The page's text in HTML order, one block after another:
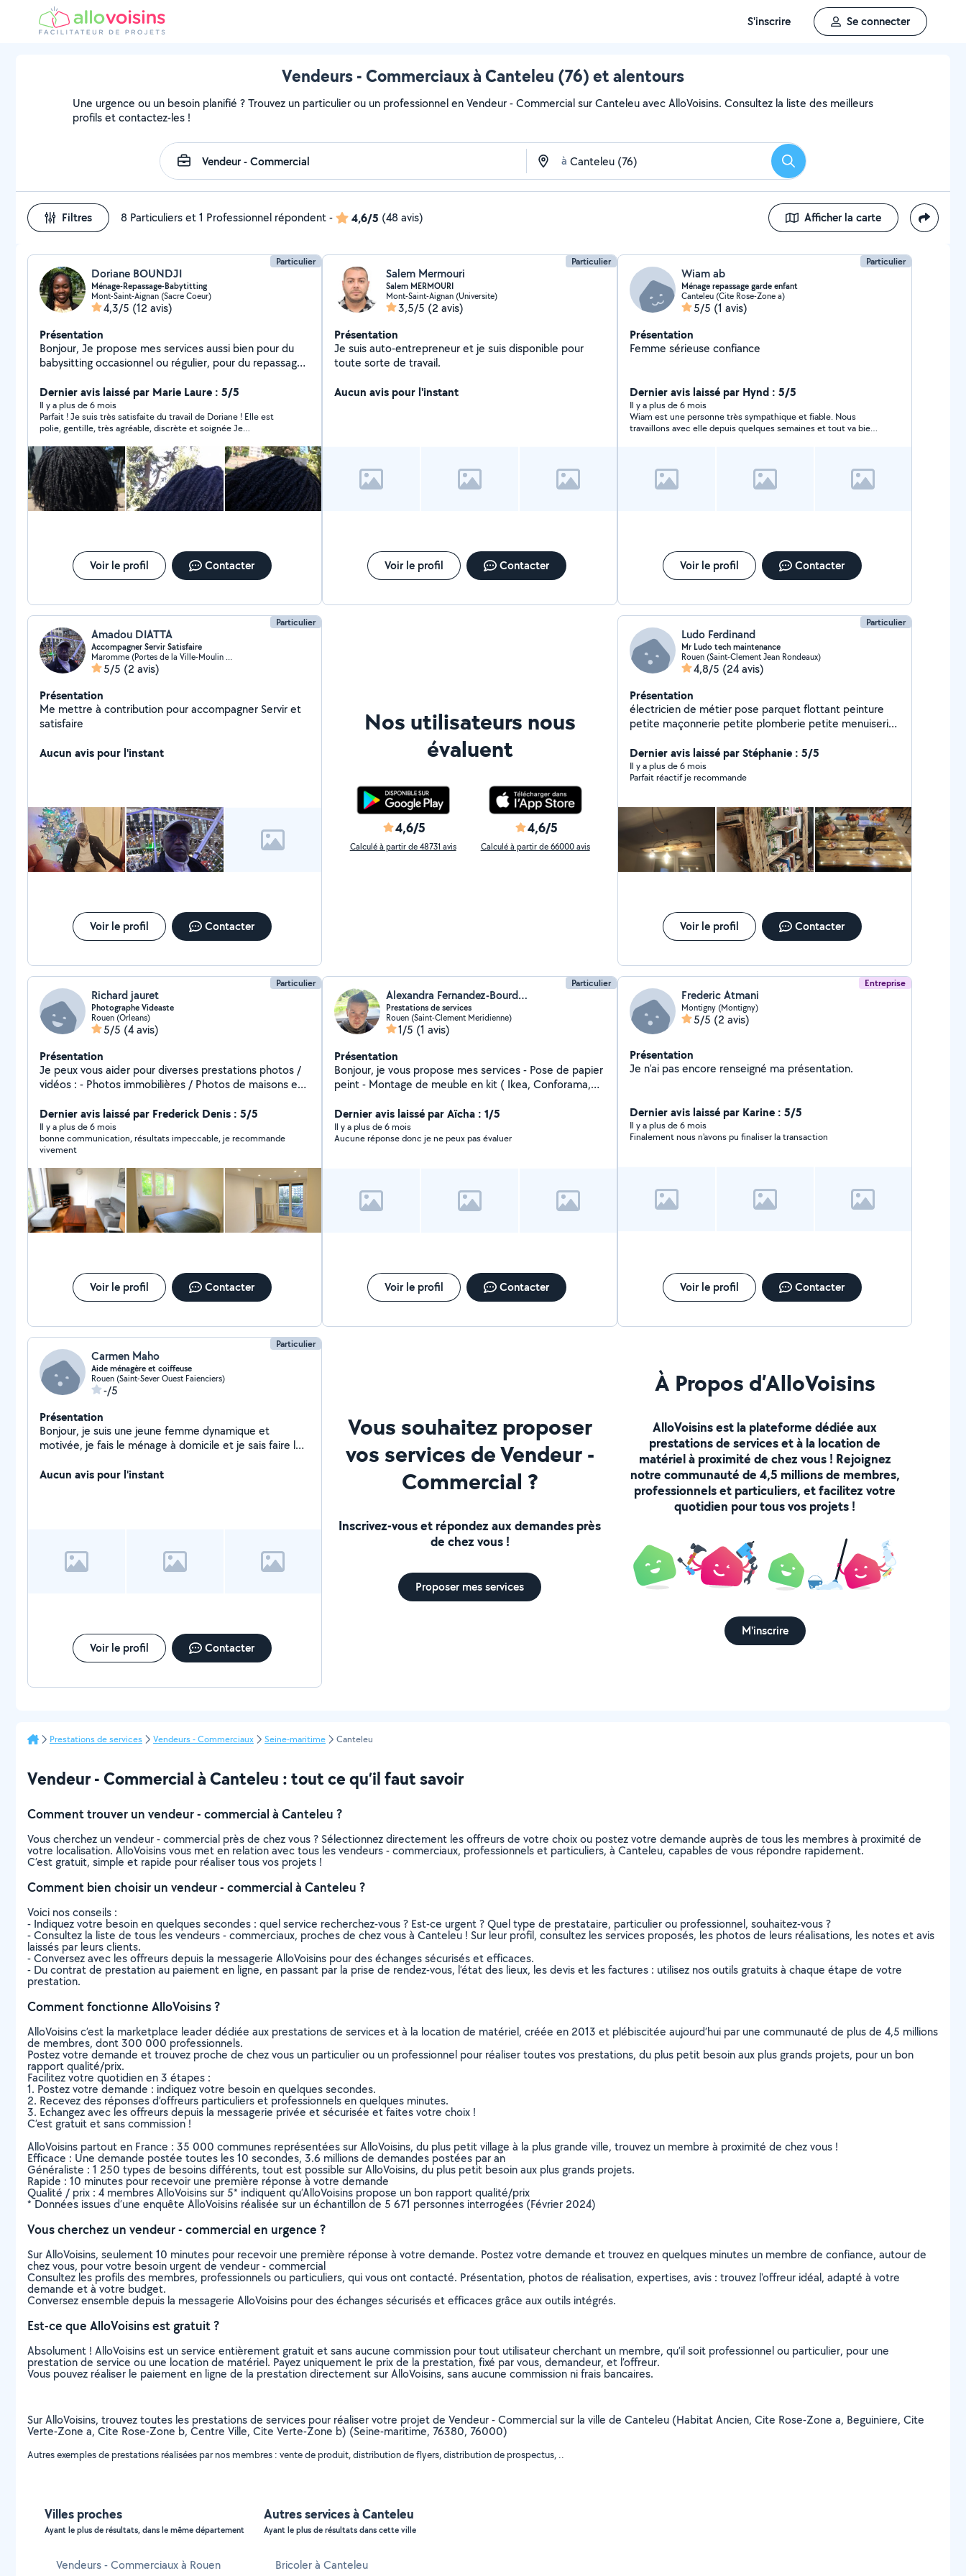
S'inscrire Se connecter
Vendeurs - Commerciaux à Canteleu (76) et alentours
Une urgence ou un besoin planifié ? Trouvez un particulier ou un professionnel en Vendeur - Commercial sur Canteleu avec AlloVoisins. Consultez la liste des meilleurs
profils et contactez-les !
à Rechercher
Filtres 8 Particuliers et 1 Professionnel répondent- 4,6/5 (48 avis) Afficher la carte
Particulier
Doriane BOUNDJI
Ménage-Repassage-Babytitting
Mont-Saint-Aignan (Sacre Coeur)
4,3/5 (12 avis)
Présentation
Bonjour, Je propose mes services aussi bien pour du
babysitting occasionnel ou régulier, pour du repassage
encombrées. J'ai déjà effectué du babysitting dans
mon entourage, les enfants avaient entre 6mois et 12
ans. Et j'ai fait du bénévolat auprès d'une jeune de 8ans
pour l'aide aux devoirs. Vous pouvez aussi me contacter
pour la coiffure protectrice des MINITWISTS à partir de
30 euros. Je suis plutôt responsable et rassurante.
N'hésitez pas à m'envoyer un message pour plus
d'informations.
Dernier avis laissé par Marie Laure : 5/5
Il y a plus de 6 mois
Parfait ! Je suis très satisfaite du travail de Doriane ! Elle est
polie, gentille, très agréable, discrète et soignée Je
Voir le profil Contacter
Particulier
Salem Mermouri
Salem MERMOURI
Mont-Saint-Aignan (Universite)
3,5/5 (2 avis)
Présentation
Je suis auto-entrepreneur et je suis disponible pour
toute sorte de travail.
Aucun avis pour l'instant
Voir le profil Contacter
Particulier
Wiam ab
Ménage repassage garde enfant
Canteleu (Cite Rose-Zone a)
5/5 (1 avis)
Présentation
Femme sérieuse confiance
Dernier avis laissé par Hynd : 5/5
Il y a plus de 6 mois
Wiam est une personne très sympathique et fiable. Nous
travaillons avec elle depuis quelques semaines et tout va bien.
Voir le profil Contacter
Particulier
Amadou DIATTA
Accompagner Servir Satisfaire
Maromme (Portes de la Ville-Moulin à Poudre)
5/5 (2 avis)
Présentation
Me mettre à contribution pour accompagner Servir et
satisfaire
Aucun avis pour l'instant
Voir le profil Contacter
Nos utilisateurs nous
évaluent
4,6/5
Calculé à partir de 48731 avis
4,6/5
Calculé à partir de 66000 avis
Particulier
Ludo Ferdinand
Mr Ludo tech maintenance
Rouen (Saint-Clement Jean Rondeaux)
4,8/5 (24 avis)
Présentation
électricien de métier pose parquet flottant peinture
petite maçonnerie petite plomberie petite menuiserie
porte de garage Interphone Pose d'étagère la liste est
longue ..... J'ai la charge d'entretenir 3 magasins . a
bientôt peut etre Cordialement Ludo
Dernier avis laissé par Stéphanie : 5/5
Il y a plus de 6 mois
Parfait réactif je recommande
Voir le profil Contacter
Particulier
Richard jauret
Photographe Videaste
Rouen (Orleans)
5/5 (4 avis)
Présentation
Je peux vous aider pour diverses prestations photos /
vidéos : - Photos immobilières / Photos de maisons et
extérieur - Retouche Photos - Montage Vidéos .
Dernier avis laissé par Frederick Denis : 5/5
Il y a plus de 6 mois
bonne communication, résultats impeccable, je recommande
vivement
Voir le profil Contacter
Particulier
Alexandra Fernandez-Bourdon
Prestations de services
Rouen (Saint-Clement Meridienne)
1/5 (1 avis)
Présentation
Bonjour, je vous propose mes services - Pose de papier
peint - Montage de meuble en kit ( Ikea, Conforama,
Rangements, grand nettoyage (cave, grenier,
déménagement...) N'hésitez pas à me contacter !
Dernier avis laissé par Aïcha : 1/5
Il y a plus de 6 mois
Aucune réponse donc je ne peux pas évaluer
Voir le profil Contacter
Entreprise
Frederic Atmani
Montigny (Montigny)
5/5 (2 avis)
Présentation
Je n'ai pas encore renseigné ma présentation.
Dernier avis laissé par Karine : 5/5
Il y a plus de 6 mois
Finalement nous n'avons pu finaliser la transaction
Voir le profil Contacter
Particulier
Carmen Maho
Aide ménagère et coiffeuse
Rouen (Saint-Sever Ouest Faienciers)
-/5
Présentation
Bonjour, je suis une jeune femme dynamique et
motivée, je fais le ménage à domicile et je sais faire les
Aucun avis pour l'instant
Voir le profil Contacter
Vous souhaitez proposer
vos services de Vendeur -
Commercial ?
Inscrivez-vous et répondez aux demandes près
de chez vous !
Proposer mes services
À Propos d’AlloVoisins
AlloVoisins est la plateforme dédiée aux
prestations de services et à la location de
matériel à proximité de chez vous ! Rejoignez
notre communauté de 4,5 millions de membres,
professionnels et particuliers, et facilitez votre
quotidien pour tous vos projets !
M'inscrire
Prestations de services Vendeurs - Commerciaux Seine-maritime Canteleu
Vendeur - Commercial à Canteleu : tout ce qu’il faut savoir
Comment trouver un vendeur - commercial à Canteleu ?
Vous cherchez un vendeur - commercial près de chez vous ? Sélectionnez directement les offreurs de votre choix ou postez votre demande auprès de tous les membres à proximité de
votre localisation. AlloVoisins vous met en relation avec tous les vendeurs - commerciaux, professionnels et particuliers, à Canteleu, capables de vous répondre rapidement.
C’est gratuit, simple et rapide pour réaliser tous vos projets !
Comment bien choisir un vendeur - commercial à Canteleu ?
Voici nos conseils :
- Indiquez votre besoin en quelques secondes : quel service recherchez-vous ? Est-ce urgent ? Quel type de prestataire, particulier ou professionnel, souhaitez-vous ?
- Consultez la liste de tous les vendeurs - commerciaux, proches de chez vous à Canteleu ! Sur leur profil, consultez les services proposés, les photos de leurs réalisations, les notes et avis
laissés par leurs clients.
- Conversez avec les offreurs depuis la messagerie AlloVoisins pour des échanges sécurisés et efficaces.
- Du contrat de prestation au paiement en ligne, en passant par la prise de rendez-vous, l’état des lieux, les devis et les factures : utilisez nos outils gratuits à chaque étape de votre
prestation.
Comment fonctionne AlloVoisins ?
AlloVoisins c’est la marketplace leader dédiée aux prestations de services et à la location de matériel, créée en 2013 et plébiscitée aujourd’hui par une communauté de plus de 4,5 millions
de membres, dont 300 000 professionnels.
Postez votre demande et trouvez proche de chez vous un particulier ou un professionnel pour réaliser toutes vos prestations, du plus petit besoin aux plus grands projets, pour un bon
rapport qualité/prix.
Facilitez votre quotidien en 3 étapes :
1. Postez votre demande : indiquez votre besoin en quelques secondes.
2. Recevez des réponses d’offreurs particuliers et professionnels en quelques minutes.
3. Echangez avec les offreurs depuis la messagerie privée et sécurisée et faites votre choix !
C’est gratuit et sans commission !
AlloVoisins partout en France : 35 000 communes représentées sur AlloVoisins, du plus petit village à la plus grande ville, trouvez un membre à proximité de chez vous !
Efficace : Une demande postée toutes les 10 secondes, 3.6 millions de demandes postées par an
Généraliste : 1 250 types de besoins différents, tout est possible sur AlloVoisins, du plus petit besoin aux plus grands projets.
Rapide : 10 minutes pour recevoir une première réponse à votre demande
Qualité / prix : 4 membres AlloVoisins sur 5* indiquent qu’AlloVoisins propose un bon rapport qualité/prix
* Données issues d’une enquête AlloVoisins réalisée sur un échantillon de 5 671 personnes interrogées (Février 2024)
Vous cherchez un vendeur - commercial en urgence ?
Sur AlloVoisins, seulement 10 minutes pour recevoir une première réponse à votre demande. Postez votre demande et trouvez en quelques minutes un membre de confiance, autour de
chez vous, pour votre besoin urgent de vendeur - commercial
Consultez les profils des membres, professionnels ou particuliers, qui vous ont contacté. Présentation, photos de réalisation, expertises, avis : trouvez l'offreur idéal, adapté à votre
demande et à votre budget.
Conversez ensemble depuis la messagerie AlloVoisins pour des échanges sécurisés et efficaces grâce aux outils intégrés.
Est-ce que AlloVoisins est gratuit ?
Absolument ! AlloVoisins est un service entièrement gratuit et sans aucune commission pour tout utilisateur cherchant un membre, qu’il soit professionnel ou particulier, pour une
prestation de service ou une location de matériel. Payez uniquement le prix de la prestation, fixé par vous, demandeur, et l’offreur.
Vous pouvez réaliser le paiement en ligne de la prestation directement sur AlloVoisins, sans aucune commission ni frais bancaires.
Sur AlloVoisins, trouvez toutes les prestations de services pour réaliser votre projet de Vendeur - Commercial sur la ville de Canteleu (Habitat Ancien, Cite Rose-Zone a, Beguiniere, Cite
Verte-Zone a, Cite Rose-Zone b, Centre Ville, Cite Verte-Zone b) (Seine-maritime, 76380, 76000)
Autres exemples de prestations réalisées par nos membres : vente de produit, distribution de flyers, distribution de prospectus, ..
Villes proches
Ayant le plus de résultats, dans le même département
Vendeurs - Commerciaux à Rouen
Autres services à Canteleu
Ayant le plus de résultats dans cette ville
Bricoler à Canteleu